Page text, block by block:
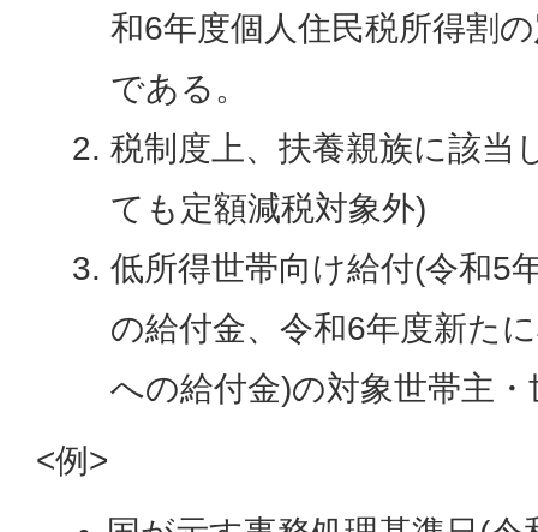
和6年度個人住民税所得割の
である。
税制度上、扶養親族に該当
ても定額減税対象外)
低所得世帯向け給付(令和5
の給付金、令和6年度新た
への給付金)の対象世帯主
<例>